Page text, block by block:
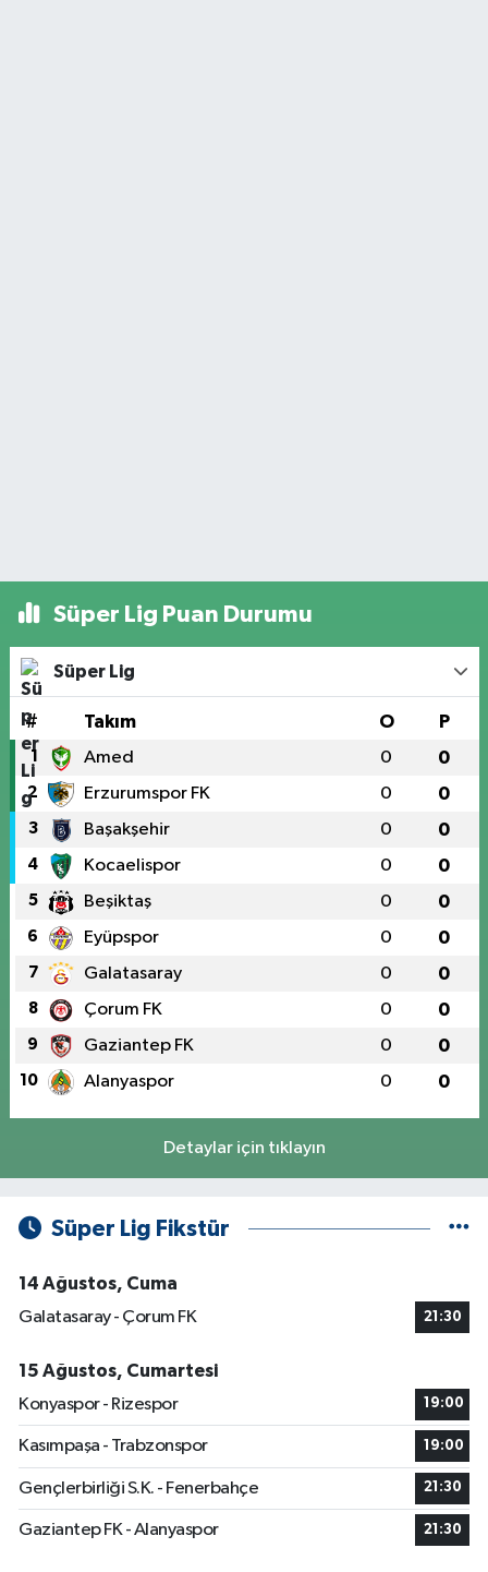
Süper Lig Puan Durumu
Süper Lig
# Takım O P
1 Amed 0 0
2 Erzurumspor FK 0 0
3 Başakşehir 0 0
4 Kocaelispor 0 0
5 Beşiktaş 0 0
6 Eyüpspor 0 0
7 Galatasaray 0 0
8 Çorum FK 0 0
9 Gaziantep FK 0 0
10 Alanyaspor 0 0
Detaylar için tıklayın
Süper Lig Fikstür
14 Ağustos, Cuma
Galatasaray - Çorum FK
21:30
15 Ağustos, Cumartesi
Konyaspor - Rizespor
19:00
Kasımpaşa - Trabzonspor 19:00
Gençlerbirliği S.K. - Fenerbahçe 21:30
Gaziantep FK - Alanyaspor 21:30